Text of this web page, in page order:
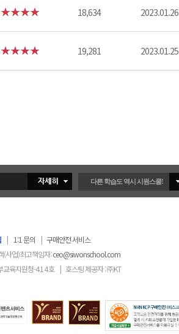
18,634 2023.01.26
19,281 2023.01.25
다른 학습도 역시 시원스쿨!
| 1:1 문의 | 구매안전 서비스
(사업)최고책임자:ceo@siwonschool.com
교육지원청-414호 | 호스팅 제공자 : ㈜KT